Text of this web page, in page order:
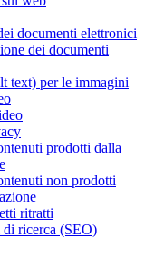
documenti elettronici
dei documenti
text) per le immagini
prodotti dalla
non prodotti
ritratti
ricerca (SEO)